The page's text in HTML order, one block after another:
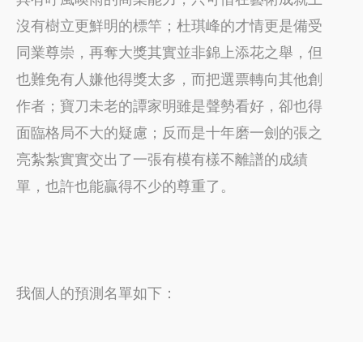
沒有樹立更鮮明的標竿；杜琪峰的才情更是備受
同業尊崇，再奪大獎其實並非錦上添花之舉，但
也難免有人嫌他得獎太多，而把選票轉向其他創
作者；寶刀未老的譚家明雖是聲勢看好，卻也得
面臨格局不大的疑慮；反而是十年磨一劍的張之
亮紮紮實實交出了一張有模有樣不離譜的成績
單，也許也能贏得不少的尊重了。
我個人的預測名單如下：